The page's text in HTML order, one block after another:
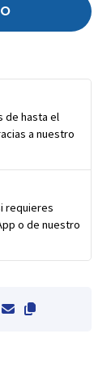
de hasta el
a nuestro
requieres
o de nuestro